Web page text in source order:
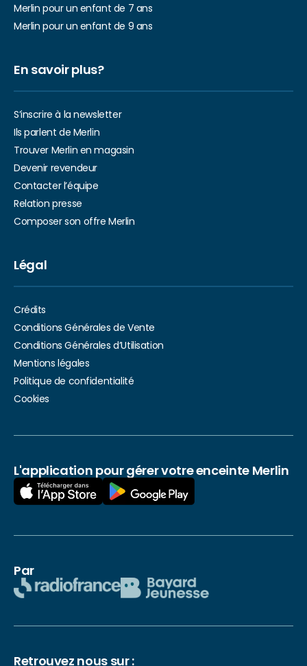
Merlin pour un enfant de 7 ans
Merlin pour un enfant de 9 ans
En savoir plus?
S’inscrire à la newsletter
Ils parlent de Merlin
Trouver Merlin en magasin
Devenir revendeur
Contacter l’équipe
Relation presse
Composer son offre Merlin
Légal
Crédits
Conditions Générales de Vente
Conditions Générales d’Utilisation
Mentions légales
Politique de confidentialité
Cookies
L'application pour gérer votre enceinte Merlin
Par
Retrouvez nous sur :